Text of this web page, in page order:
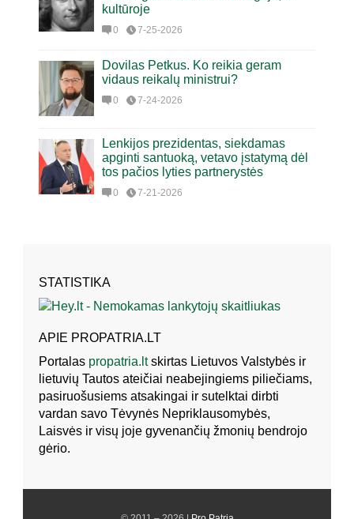
kultūroje
0 7-25-2026
Dovilas Petkus. Ko reikia geram
vidaus reikalų ministrui?
0 7-24-2026
Lenkijos prezidentas, siekdamas
apginti santuoką, vetavo įstatymą dėl
tos pačios lyties partnerystės
0 7-21-2026
STATISTIKA
APIE PROPATRIA.LT
Portalas propatria.ltskirtas Lietuvos Valstybės ir
lietuvių Tautos ateičiai neabejingiems piliečiams,
pasiruošusiems atsakingai ir sutelktai dirbti
vardan savo Tėvynės Nepriklausomybės,
Laisvės ir visų joje gyvenančių žmonių bendrojo
gėrio.